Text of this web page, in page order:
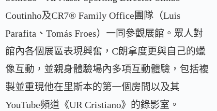
Coutinho及CR7®️ Family Office團隊（Luis
Parafita、Tomás Froes）一同參觀展館。眾人對
館內各個展區表現興奮，C朗拿度更與自己的蠟
像互動，並親身體驗場內多項互動體驗，包括複
製並重現他在里斯本的第一個房間以及其
YouTube頻道《UR Cristiano》的錄影室。